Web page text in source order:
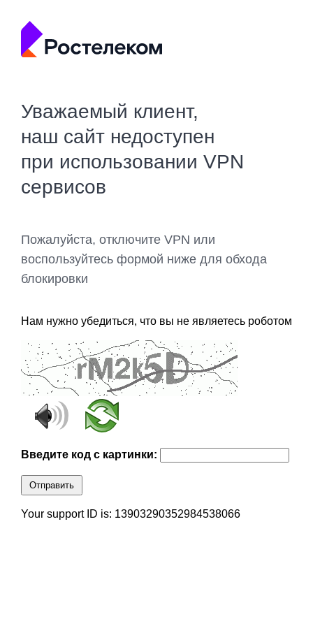
Уважаемый клиент,
наш сайт недоступен
при использовании VPN
сервисов
Пожалуйста, отключите VPN или
воспользуйтесь формой ниже для обхода
блокировки
Нам нужно убедиться, что вы не являетесь роботом
Введите код с картинки:
Отправить
Your support ID is: 13903290352984538066